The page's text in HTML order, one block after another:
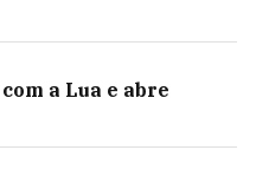
a Lua e abre